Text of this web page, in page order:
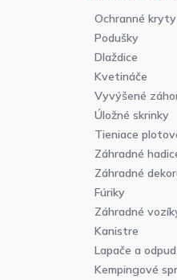
Ochranné kryty
Podušky
Dlaždice
Kvetináče
Vyvýšené
Úložné skrinky
Tieniace
Záhradné
Záhradné
Fúriky
Záhradné
Kanistre
Lapače a
Kempingové